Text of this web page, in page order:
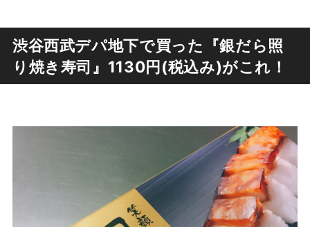
渋谷西武デパ地下で買った『銀だら照
り焼き寿司』1130円(税込み)がこれ！